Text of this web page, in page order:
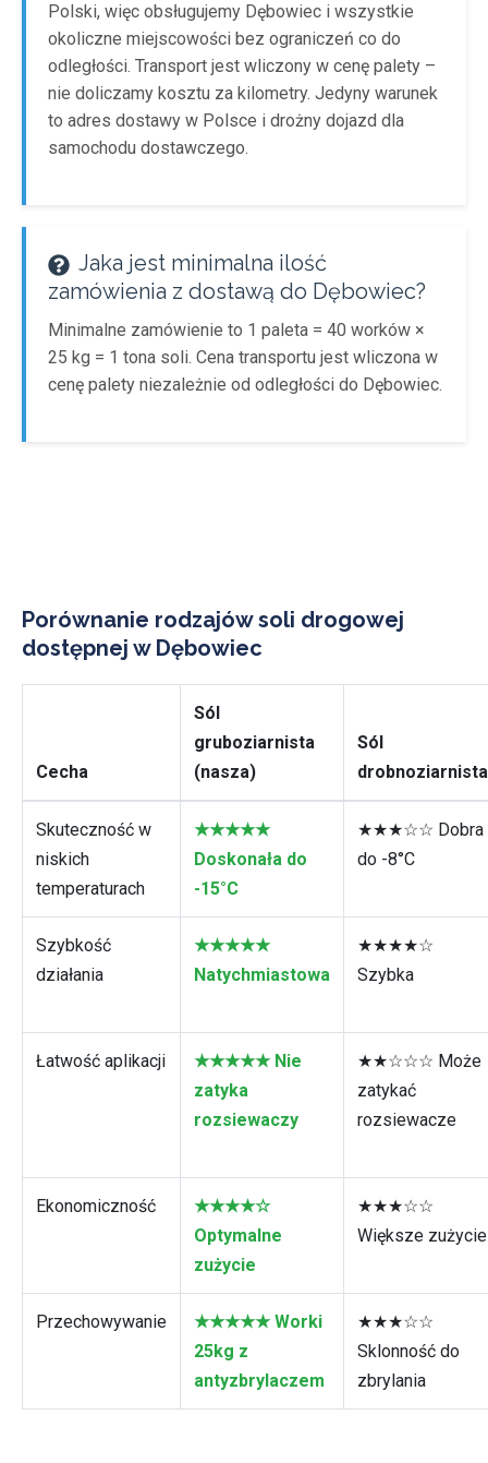
Polski, więc obsługujemy Dębowiec i wszystkie
okoliczne miejscowości bez ograniczeń co do
odległości. Transport jest wliczony w cenę palety –
nie doliczamy kosztu za kilometry. Jedyny warunek
to adres dostawy w Polsce i drożny dojazd dla
samochodu dostawczego.
Jaka jest minimalna ilość
zamówienia z dostawą do Dębowiec?
Minimalne zamówienie to 1 paleta = 40 worków ×
25 kg = 1 tona soli. Cena transportu jest wliczona w
cenę palety niezależnie od odległości do Dębowiec.
Porównanie rodzajów soli drogowej
dostępnej w Dębowiec
Cecha
Sól
gruboziarnista
(nasza)
Sól
drobnoziarnista
Skuteczność w
niskich
temperaturach
★★★★★
Doskonała do
-15°C
★★★☆☆ Dobra
do -8°C
Szybkość
działania
★★★★★
Natychmiastowa
★★★★☆
Szybka
Łatwość aplikacji
★★★★★ Nie
zatyka
rozsiewaczy
★★☆☆☆ Może
zatykać
rozsiewacze
Ekonomiczność
★★★★☆
Optymalne
zużycie
★★★☆☆
Większe zużycie
Przechowywanie
★★★★★ Worki
25kg z
antyzbrylaczem
★★★☆☆
Sklonność do
zbrylania